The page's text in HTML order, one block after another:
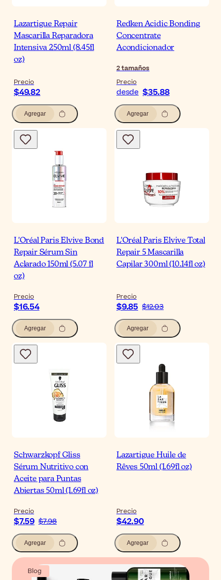
Lazartigue Repair
Mascarilla Reparadora
Intensiva 250ml (8.45fl
oz)
Precio
$49.82
Agregar
Redken Acidic Bonding
Concentrate
Acondicionador
2tamaños
Precio
desde $35.88
Agregar
L'Oréal Paris Elvive Bond
Repair Sérum Sin
Aclarado 150ml (5.07 fl
oz)
Precio
$16.54
Agregar
L'Oréal Paris Elvive Total
Repair 5 Mascarilla
Capilar 300ml (10.14fl oz)
Precio
$9.85 $12.03
Agregar
Schwarzkopf Gliss
Sérum Nutritivo con
Aceite para Puntas
Abiertas 50ml (1.69fl oz)
Precio
$7.59 $7.98
Agregar
Lazartigue Huile de
Rêves 50ml (1.69fl oz)
Precio
$42.90
Agregar
Blog